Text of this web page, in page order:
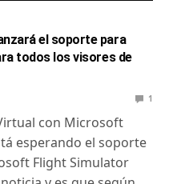
el soporte para
todos los visores de
1
con Microsoft
esperando el soporte
Flight Simulator